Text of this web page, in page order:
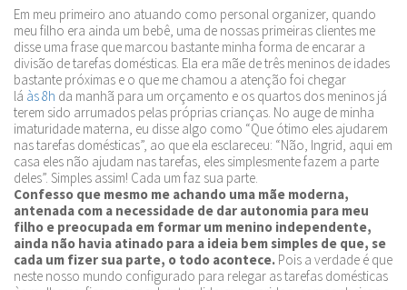
Em meu primeiro ano atuando como personal organizer, quando
meu filho era ainda um bebê, uma de nossas primeiras clientes me
disse uma frase que marcou bastante minha forma de encarar a
divisão de tarefas domésticas. Ela era mãe de três meninos de idades
bastante próximas e o que me chamou a atenção foi chegar
lá às 8h da manhã para um orçamento e os quartos dos meninos já
terem sido arrumados pelas próprias crianças. No auge de minha
imaturidade materna, eu disse algo como “Que ótimo eles ajudarem
nas tarefas domésticas”, ao que ela esclareceu: “Não, Ingrid, aqui em
casa eles não ajudam nas tarefas, eles simplesmente fazem a parte
deles”. Simples assim! Cada um faz sua parte.
Confesso que mesmo me achando uma mãe moderna,
antenada com a necessidade de dar autonomia para meu
filho e preocupada em formar um menino independente,
ainda não havia atinado para a ideia bem simples de que, se
cada um fizer sua parte, o todo acontece. Pois a verdade é que
neste nosso mundo configurado para relegar as tarefas domésticas